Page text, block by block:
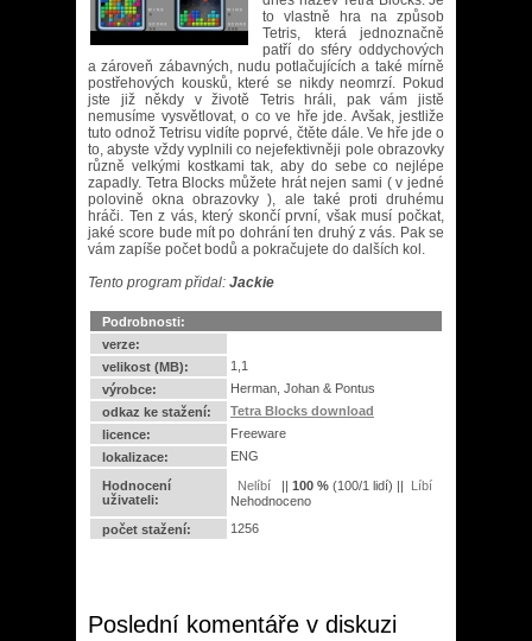
to vlastně hra na způsob
Tetris, která jednoznačně
patří do sféry oddychových
a zároveň zábavných, nudu potlačujících a také mírně
postřehových kousků, které se nikdy neomrzí. Pokud
jste již někdy v životě Tetris hráli, pak vám jistě
nemusíme vysvětlovat, o co ve hře jde. Avšak, jestliže
tuto odnož Tetrisu vidíte poprvé, čtěte dále. Ve hře jde o
to, abyste vždy vyplnili co nejefektivněji pole obrazovky
různě velkými kostkami tak, aby do sebe co nejlépe
zapadly. Tetra Blocks můžete hrát nejen sami ( v jedné
polovině okna obrazovky ), ale také proti druhému
hráči. Ten z vás, který skončí první, však musí počkat,
jaké score bude mít po dohrání ten druhý z vás. Pak se
vám zapíše počet bodů a pokračujete do dalších kol.
Tento program přidal: Jackie
Podrobnosti:
verze:
velikost (MB):
1,1
výrobce:
Herman, Johan & Pontus
odkaz ke stažení:
Tetra Blocks download
licence:
Freeware
lokalizace:
ENG
Hodnocení
uživateli:
|| 100 % (100/1 lidí) ||
Nehodnoceno
počet stažení:
1256
Poslední komentáře v diskuzi